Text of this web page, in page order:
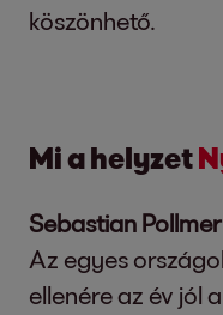
köszönhető.
Mi a helyzet
Sebastian
Az egyes
ellenére az év jól